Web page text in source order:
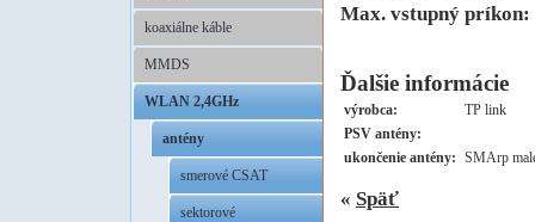
koaxiálne káble
MMDS
WLAN 2,4GHz
antény
smerové CSAT
sektorové
Max. vstupný príkon:
Ďalšie informácie
výrobca:
TP link
PSV antény:
ukončenie antény: SMArp
« Späť